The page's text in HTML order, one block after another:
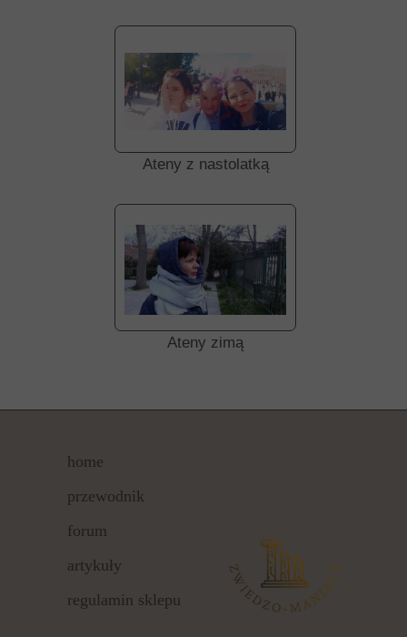
home
przewodnik
forum
artykuły
regulamin sklepu
Ateny z nastolatką
Ateny zimą